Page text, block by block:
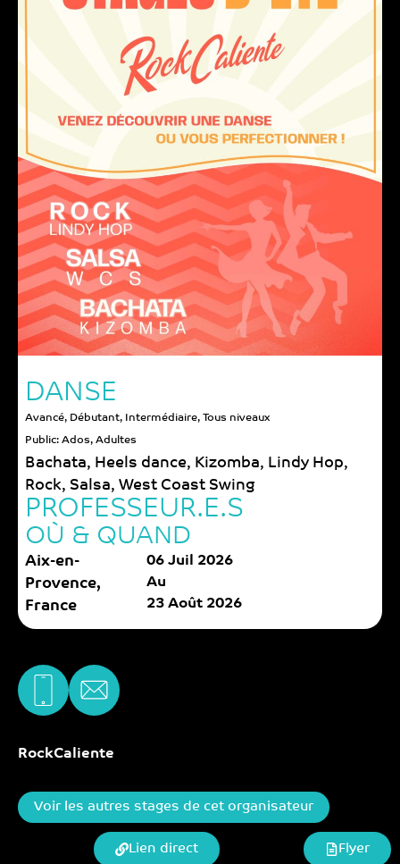
DANSE
Avancé, Débutant, Intermédiaire, Tous niveaux
Public:Ados,Adultes
Bachata, Heels dance, Kizomba, Lindy Hop,
Rock, Salsa,West Coast Swing
PROFESSEUR.E.S
OÙ & QUAND
Aix-en-
Provence,
France
06 Juil 2026
Au
23 Août 2026
RockCaliente
Voir les autres stages de cet organisateur
Lien direct Flyer